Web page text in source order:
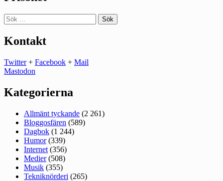
Sök
efter:
Kontakt
Twitter+ Facebook + Mail
Mastodon
Kategorierna
Allmänt tyckande (2 261)
Bloggosfären (589)
Dagbok (1 244)
Humor(339)
Internet (356)
Medier(508)
Musik (355)
Tekniknörderi (265)